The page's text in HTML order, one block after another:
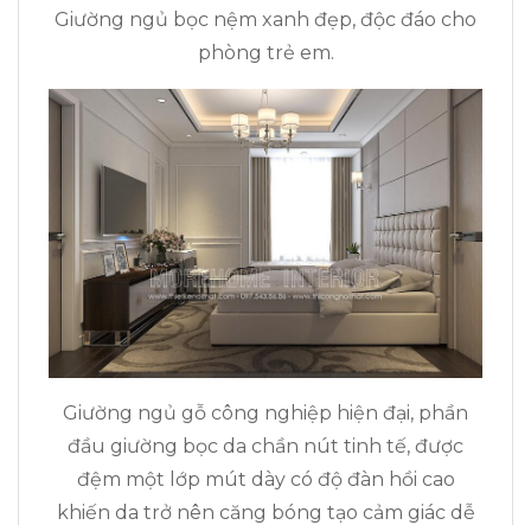
Giường ngủ bọc nệm xanh đẹp, độc đáo cho
phòng trẻ em.
Giường ngủ gỗ công nghiệp hiện đại, phần
đầu giường bọc da chần nút tinh tế, được
đệm một lớp mút dày có độ đàn hồi cao
khiến da trở nên căng bóng tạo cảm giác dễ